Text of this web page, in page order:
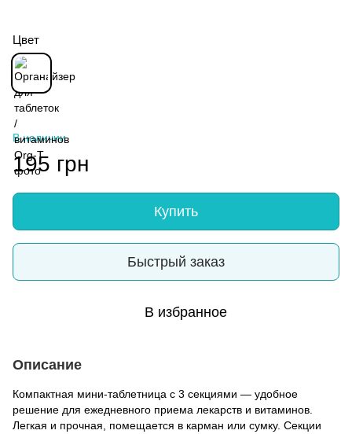
Цвет
В наличии
195 грн
Купить
Быстрый заказ
В избранное
Описание
Компактная мини-таблетница с 3 секциями — удобное
решение для ежедневного приема лекарств и витаминов.
Легкая и прочная, помещается в карман или сумку. Секции